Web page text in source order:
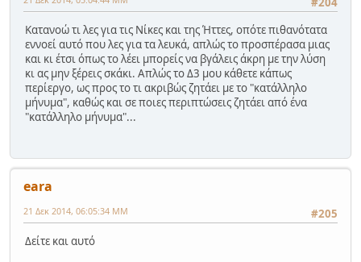
Κατανοώ τι λες για τις Νίκες και της Ήττες, οπότε πιθανότατα
εννοεί αυτό που λες για τα λευκά, απλώς το προσπέρασα μιας
και κι έτσι όπως το λέει μπορείς να βγάλεις άκρη με την λύση
κι ας μην ξέρεις σκάκι. Απλώς το Δ3 μου κάθετε κάπως
περίεργο, ως προς το τι ακριβώς ζητάει με το "κατάλληλο
μήνυμα", καθώς και σε ποιες περιπτώσεις ζητάει από ένα
"κατάλληλο μήνυμα"...
eara
#205
21 Δεκ 2014, 06:05:34 ΜΜ
Δείτε και αυτό